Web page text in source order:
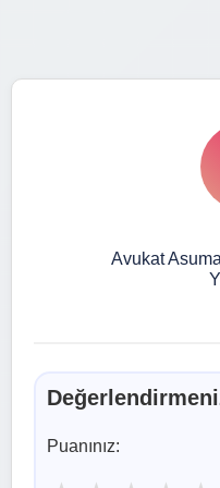
Avukat
Puanınız: